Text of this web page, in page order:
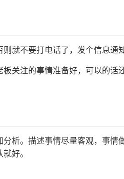
就不要打电话了，发个信息通
关注的事情准备好，可以的话
析。描述事情尽量客观，事情
好。